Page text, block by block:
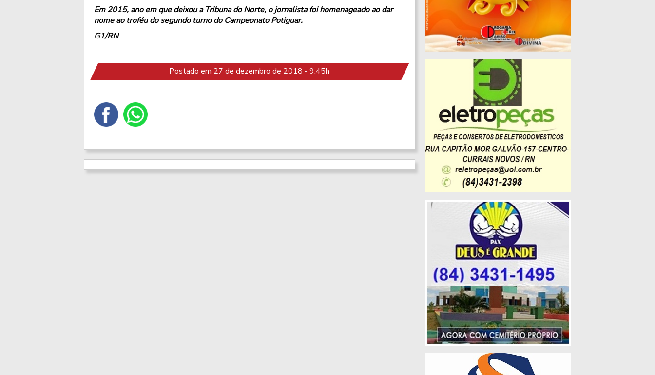
Em 2015, ano em que deixou a Tribuna do Norte, o jornalista foi homenageado ao dar
nome ao troféu do segundo turno do Campeonato Potiguar.
G1/RN
Postado em 27 de dezembro de 2018 - 9:45h